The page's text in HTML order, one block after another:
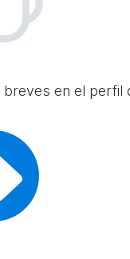
en el